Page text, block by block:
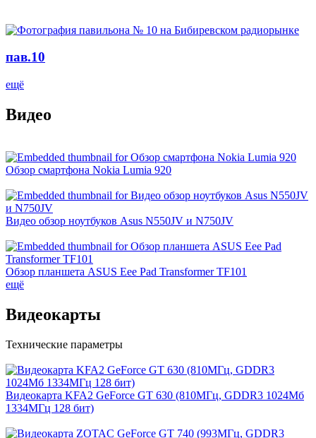
пав.10
ещё
Видео
Обзор смартфона Nokia Lumia 920
Видео обзор ноутбуков Asus N550JV и N750JV
Обзор планшета ASUS Eee Pad Transformer TF101
ещё
Видеокарты
Технические параметры
Видеокарта KFA2 GeForce GT 630 (810МГц, GDDR3 1024Мб
1334МГц 128 бит)